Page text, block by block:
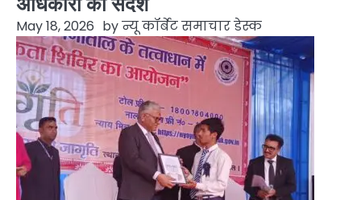
May 18, 2026 byन्यू कॉर्बेट समाचार डेस्क